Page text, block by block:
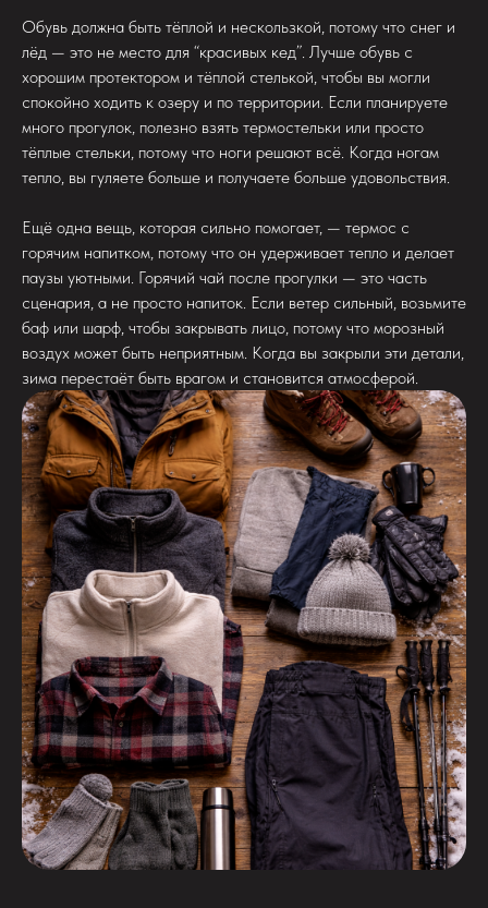
Обувь должна быть тёплой и нескользкой, потому что снег и
лёд — это не место для “красивых кед”. Лучше обувь с
хорошим протектором и тёплой стелькой, чтобы вы могли
спокойно ходить к озеру и по территории. Если планируете
много прогулок, полезно взять термостельки или просто
тёплые стельки, потому что ноги решают всё. Когда ногам
тепло, вы гуляете больше и получаете больше удовольствия.
Ещё одна вещь, которая сильно помогает, — термос с
горячим напитком, потому что он удерживает тепло и делает
паузы уютными. Горячий чай после прогулки — это часть
сценария, а не просто напиток. Если ветер сильный, возьмите
баф или шарф, чтобы закрывать лицо, потому что морозный
воздух может быть неприятным. Когда вы закрыли эти детали,
зима перестаёт быть врагом и становится атмосферой.